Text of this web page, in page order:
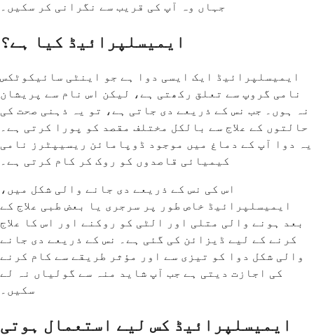
جہاں وہ آپ کی قریب سے نگرانی کر سکیں۔
ایمیسلپرائیڈ کیا ہے؟
ایمیسلپرائیڈ ایک ایسی دوا ہے جو اینٹی سائیکوٹکس
نامی گروپ سے تعلق رکھتی ہے، لیکن اس نام سے پریشان
نہ ہوں۔ جب نس کے ذریعے دی جاتی ہے، تو یہ ذہنی صحت کی
حالتوں کے علاج سے بالکل مختلف مقصد کو پورا کرتی ہے۔
یہ دوا آپ کے دماغ میں موجود ڈوپامائن ریسیپٹرز نامی
کیمیائی قاصدوں کو روک کر کام کرتی ہے۔
اس کی نس کے ذریعے دی جانے والی شکل میں،
ایمیسلپرائیڈ خاص طور پر سرجری یا بعض طبی علاج کے
بعد ہونے والی متلی اور الٹی کو روکنے اور اس کا علاج
کرنے کے لیے ڈیزائن کی گئی ہے۔ نس کے ذریعے دی جانے
والی شکل دوا کو تیزی سے اور مؤثر طریقے سے کام کرنے
کی اجازت دیتی ہے جب آپ شاید منہ سے گولیاں نہ لے
سکیں۔
ایمیسلپرائیڈ کس لیے استعمال ہوتی